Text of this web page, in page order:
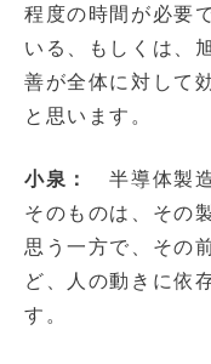
程度の時間が必要
いる、もしくは、
善が全体に対して
と思います。
小泉：
半導体製
そのものは、その
思う一方で、その
ど、人の動きに依
す。